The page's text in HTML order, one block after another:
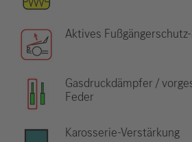
Aktives
Gasdruckdämpfer /
Feder
Karosserie-Verstärkung